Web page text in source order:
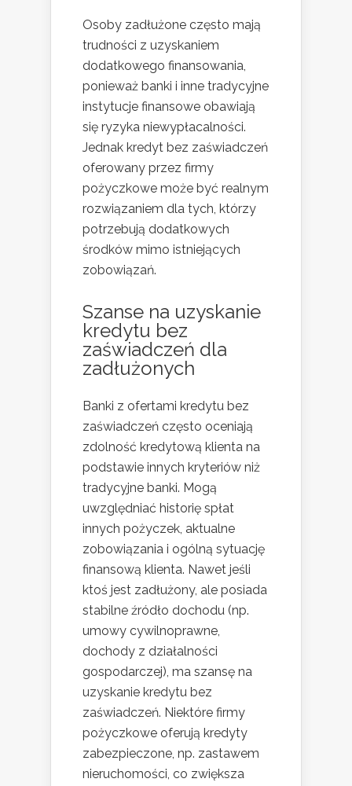
Osoby zadłużone często mają
trudności z uzyskaniem
dodatkowego finansowania,
ponieważ banki i inne tradycyjne
instytucje finansowe obawiają
się ryzyka niewypłacalności.
Jednak kredyt bez zaświadczeń
oferowany przez firmy
pożyczkowe może być realnym
rozwiązaniem dla tych, którzy
potrzebują dodatkowych
środków mimo istniejących
zobowiązań.
Szanse na uzyskanie
kredytu bez
zaświadczeń dla
zadłużonych
Banki z ofertami kredytu bez
zaświadczeń często oceniają
zdolność kredytową klienta na
podstawie innych kryteriów niż
tradycyjne banki. Mogą
uwzględniać historię spłat
innych pożyczek, aktualne
zobowiązania i ogólną sytuację
finansową klienta. Nawet jeśli
ktoś jest zadłużony, ale posiada
stabilne źródło dochodu (np.
umowy cywilnoprawne,
dochody z działalności
gospodarczej), ma szansę na
uzyskanie kredytu bez
zaświadczeń. Niektóre firmy
pożyczkowe oferują kredyty
zabezpieczone, np. zastawem
nieruchomości, co zwiększa